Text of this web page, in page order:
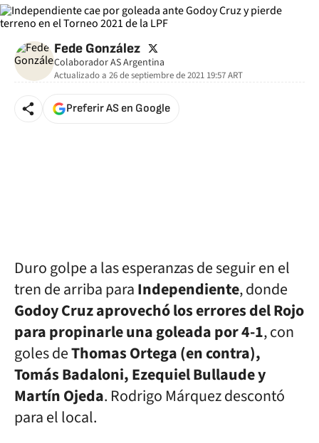
Fede González twitter
Colaborador AS Argentina
Actualizado a 26 de septiembre de 2021 19:57ART
Preferir AS en Google
Duro golpe a las esperanzas de seguir en el
tren de arriba paraIndependiente, donde
Godoy Cruz aprovechó los errores del Rojo
para propinarle una goleada por 4-1, con
goles deThomas Ortega (en contra),
Tomás Badaloni, Ezequiel Bullaude y
Martín Ojeda. Rodrigo Márquez descontó
para el local.